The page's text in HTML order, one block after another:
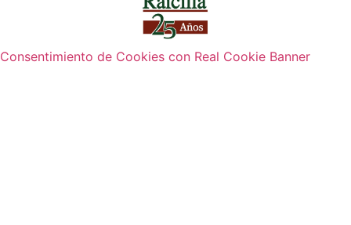
Consentimiento de Cookies con Real Cookie Banner